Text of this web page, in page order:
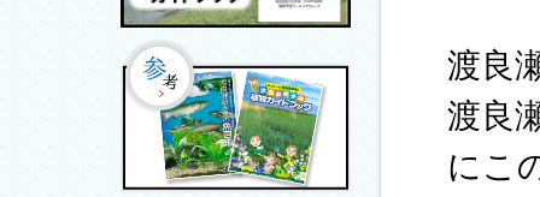
渡良
渡良
にこ